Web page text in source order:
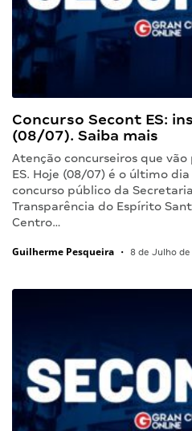
Concurso Secont ES:
(08/07). Saiba mais
Atenção concurseiros que
ES. Hoje (08/07) é o último
concurso público da
Transparência do Espírito
Centro…
Guilherme Pesqueira • 8 de Julho de